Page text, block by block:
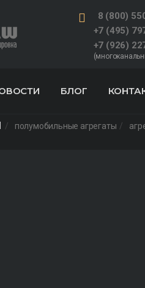
8 (800)
+7 (495)
+7 (926)
БЛОГ
полумобильные агрегаты